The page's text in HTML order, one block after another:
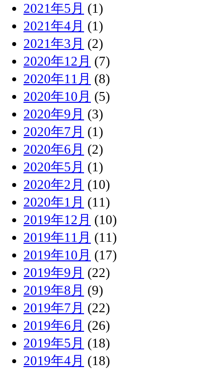
2021年5月 (1)
2021年4月 (1)
2021年3月 (2)
2020年12月 (7)
2020年11月 (8)
2020年10月 (5)
2020年9月 (3)
2020年7月 (1)
2020年6月 (2)
2020年5月 (1)
2020年2月 (10)
2020年1月 (11)
2019年12月 (10)
2019年11月 (11)
2019年10月 (17)
2019年9月 (22)
2019年8月 (9)
2019年7月 (22)
2019年6月 (26)
2019年5月 (18)
2019年4月 (18)